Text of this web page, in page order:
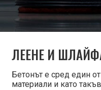
ЛЕЕНЕ И
Бетонът е сред един
материали и като